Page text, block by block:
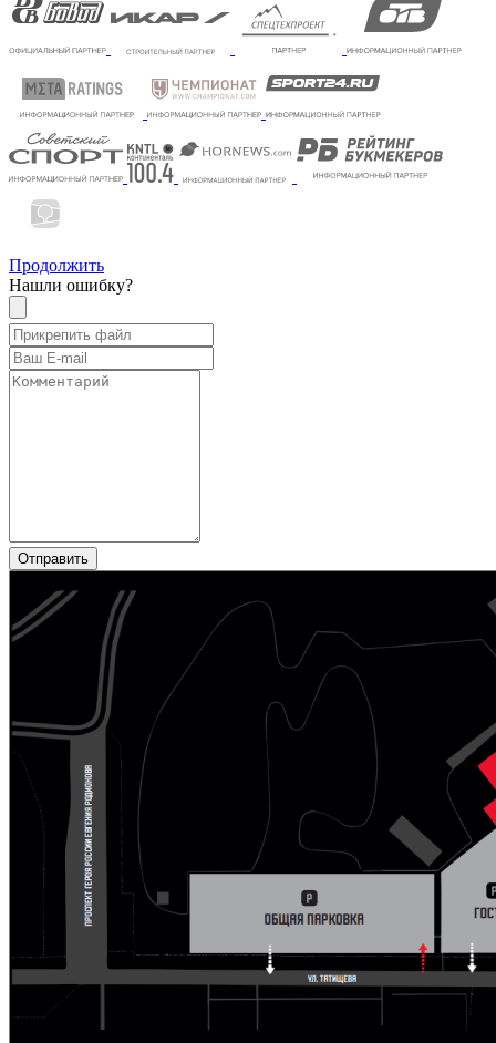
Продолжить
Нашли ошибку?